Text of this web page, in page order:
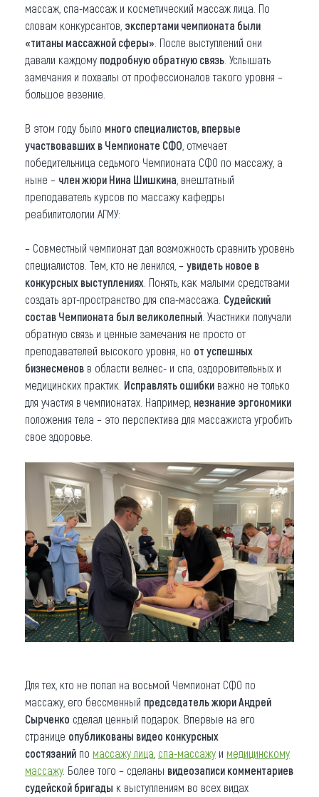
массаж, спа-массаж и косметический массаж лица. По
словам конкурсантов, экспертами чемпионата были
«титаны массажной сферы» . После выступлений они
давали каждому подробную обратную связь . Услышать
замечания и похвалы от профессионалов такого уровня –
большое везение.
В этом году было много специалистов, впервые
участвовавших в Чемпионате СФО , отмечает
победительница седьмого Чемпионата СФО по массажу, а
ныне – член жюри Нина Шишкина , внештатный
преподаватель курсов по массажу кафедры
реабилитологии АГМУ:
– Совместный чемпионат дал возможность сравнить уровень
специалистов. Тем, кто не ленился, – увидеть новое в
конкурсных выступлениях . Понять, как малыми средствами
создать арт-пространство для спа-массажа. Судейский
состав Чемпионата был великолепный . Участники получали
обратную связь и ценные замечания не просто от
преподавателей высокого уровня, но от успешных
бизнесменов в области велнес- и спа, оздоровительных и
медицинских практик. Исправлять ошибки важно не только
для участия в чемпионатах. Например, незнание эргономики
положения тела – это перспектива для массажиста угробить
свое здоровье.
Для тех, кто не попал на восьмой Чемпионат СФО по
массажу, его бессменный председатель жюри Андрей
Сырченко сделал ценный подарок. Впервые на его
странице опубликованы видео конкурсных
состязаний по массажу лица спа-массажу и медицинскому
массажу. Более того – сделаны видеозаписи комментариев
судейской бригады к выступлениям во всех видах